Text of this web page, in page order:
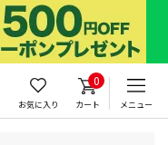
お気に入り
0
カート メニュー